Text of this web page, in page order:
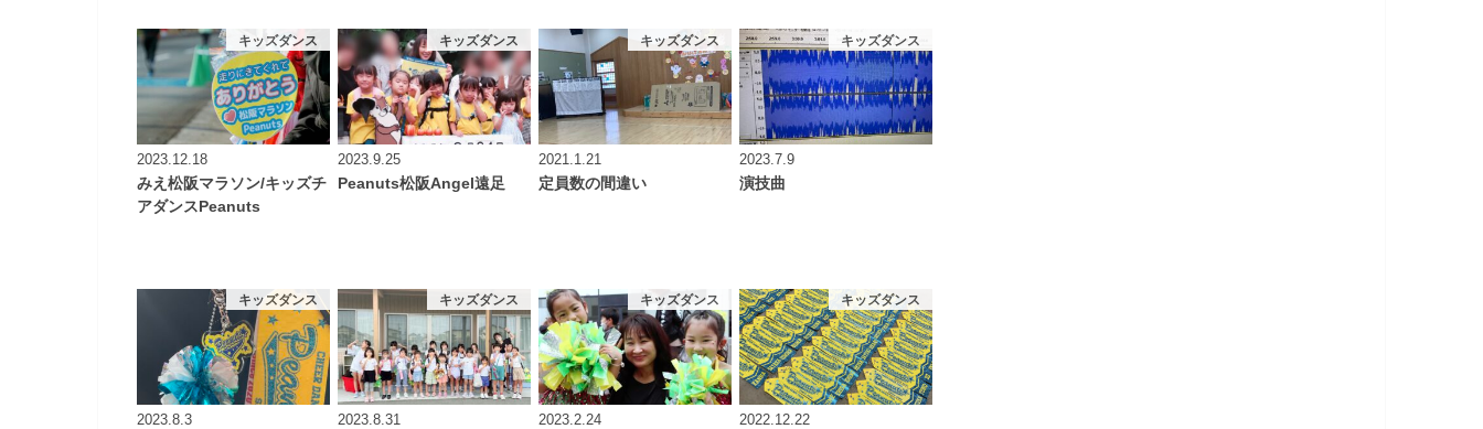
キッズダンス
2023.12.18
みえ松阪マラソン/キッズチ
アダンスPeanuts
キッズダンス
2023.9.25
Peanuts松阪Angel遠足
キッズダンス
2021.1.21
定員数の間違い
キッズダンス
2023.7.9
演技曲
キッズダンス
2023.8.3
キッズダンス
2023.8.31
キッズダンス
2023.2.24
キッズダンス
2022.12.22